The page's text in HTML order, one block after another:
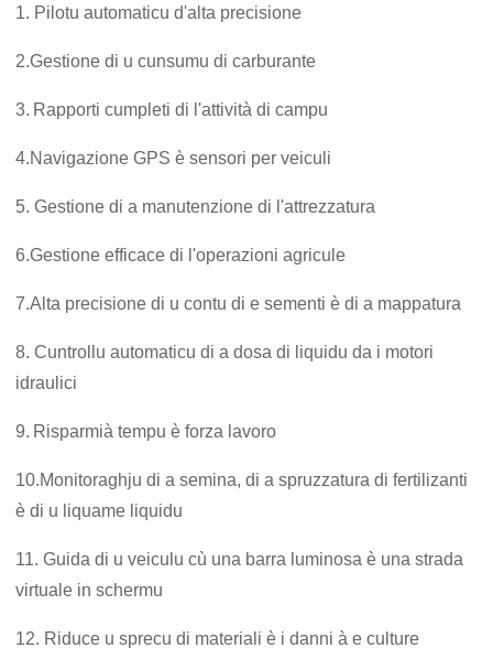
1. Pilotu automaticu d'alta precisione
2.Gestione di u cunsumu di carburante
3. Rapporti cumpleti di l'attività di campu
4.Navigazione GPS è sensori per veiculi
5. Gestione di a manutenzione di l'attrezzatura
6.Gestione efficace di l'operazioni agricule
7.Alta precisione di u contu di e sementi è di a mappatura
8. Cuntrollu automaticu di a dosa di liquidu da i motori
idraulici
9. Risparmià tempu è forza lavoro
10.Monitoraghju di a semina, di a spruzzatura di fertilizanti
è di u liquame liquidu
11. Guida di u veiculu cù una barra luminosa è una strada
virtuale in schermu
12. Riduce u sprecu di materiali è i danni à e culture